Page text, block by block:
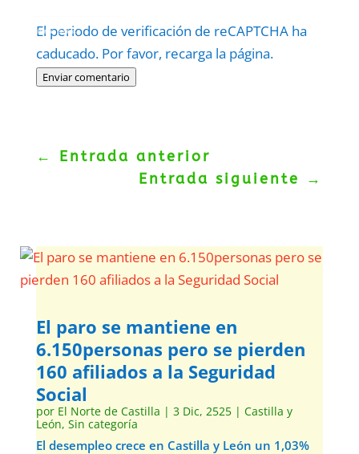
El periodo de verificación de reCAPTCHA ha
caducado. Por favor, recarga la página.
Enviar comentario
Politica–Términos.
← Entrada anterior
Entrada siguiente
→
El paro se mantiene en
6.150personas pero se pierden
160 afiliados a la Seguridad
Social
por El Norte de Castilla | 3 Dic, 2525| Castilla y
León, Sin categoría
El desempleo crece en Castilla y León un 1,03%